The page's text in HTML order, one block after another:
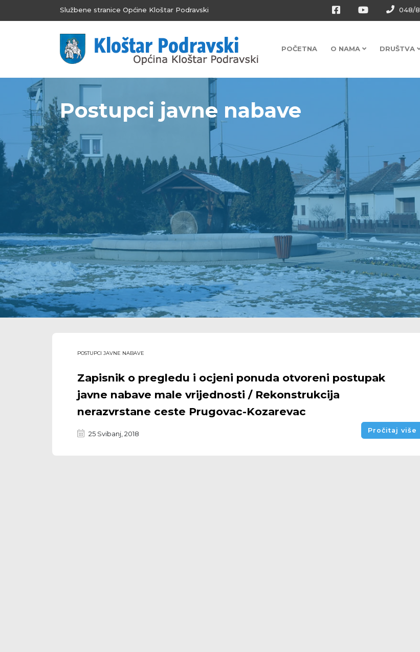
Službene stranice Općine Kloštar Podravski 048/
POČETNA O NAMA DRUŠTVA
Postupci javne nabave
POSTUPCI JAVNE NABAVE
Zapisnik o pregledu i ocjeni ponuda otvoreni postupak
javne nabave male vrijednosti / Rekonstrukcija
nerazvrstane ceste Prugovac-Kozarevac
25 Svibanj, 2018 Pročitaj više